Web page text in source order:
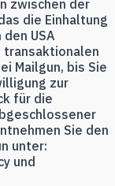
zwischen der
die Einhaltung
USA
transaktionalen
Mailgun, bis Sie
zur
für die
Sie den
unter:
und